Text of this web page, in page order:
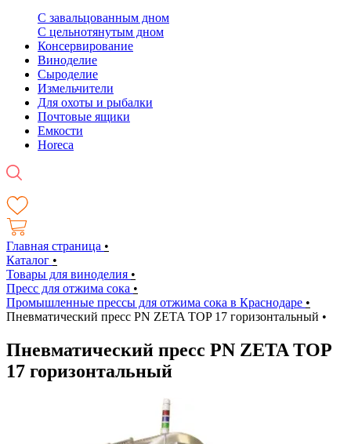
С завальцованным дном
С цельнотянутым дном
Консервирование
Виноделие
Сыроделие
Измельчители
Для охоты и рыбалки
Почтовые ящики
Емкости
Horeca
Главная страница •
Каталог •
Товары для виноделия •
Пресс для отжима сока •
Промышленные прессы для отжима сока в Краснодаре •
Пневматический пресс PN ZETA TOP 17 горизонтальный •
Пневматический пресс PN ZETA TOP
17 горизонтальный